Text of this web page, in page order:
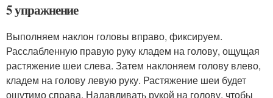
5 упражнение
Выполняем наклон головы вправо, фиксируем.
Расслабленную правую руку кладем на голову, ощущая
растяжение шеи слева. Затем наклоняем голову влево,
кладем на голову левую руку. Растяжение шеи будет
ощутимо справа. Надавливать рукой на голову, чтобы